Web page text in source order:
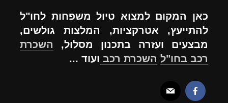
כאן המקום למצוא טיול משפחות לחו"ל
להתייעץ, אטרקציות, המלצות גולשים,
מבצעים ועזרה בתכנון מסלול, השכרת
רכב בחו"ל השכרת רכב ועוד ...